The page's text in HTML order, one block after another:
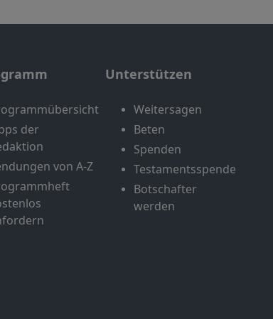
der
von A-Z
Unterstützen
Weitersagen
Beten
Spenden
Testamentsspende
Botschafter
werden